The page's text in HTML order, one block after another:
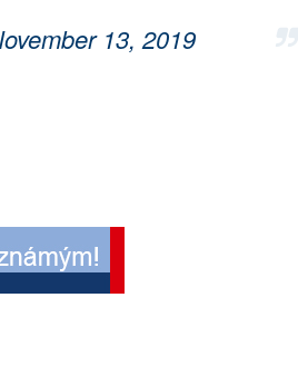
13, 2019